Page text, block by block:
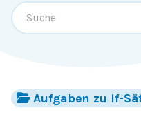
Aufgaben zu if-